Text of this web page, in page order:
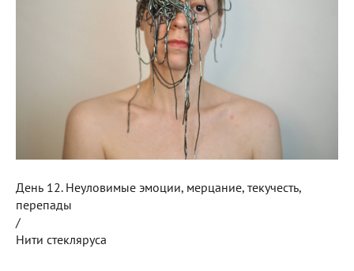
День 12. Неуловимые эмоции, мерцание, текучесть,
перепады
/
Нити стекляруса